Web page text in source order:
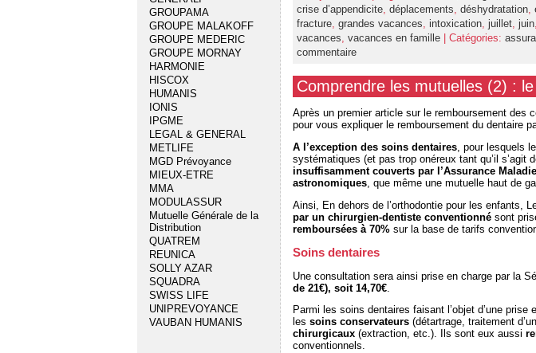
GROUPAMA
GROUPE MALAKOFF
GROUPE MEDERIC
GROUPE MORNAY
HARMONIE
HISCOX
HUMANIS
IONIS
IPGME
LEGAL & GENERAL
METLIFE
MGD Prévoyance
MIEUX-ETRE
MMA
MODULASSUR
Mutuelle Générale de la
Distribution
QUATREM
REUNICA
SOLLY AZAR
SQUADRA
SWISS LIFE
UNIPREVOYANCE
VAUBAN HUMANIS
crise d’appendicite déplacements déshydratation
fracture grandes vacances intoxication juillet juin
vacances vacances en famille | Catégories:
commentaire
Comprendre les mutuelles (2) :
Après un premier article sur le remboursement des
pour vous expliquer le remboursement du dentaire
A l’exception des soins dentaires, pour lesquels
systématiques (et pas trop onéreux tant qu’il
insuffisamment couverts par l’Assurance Maladie
astronomiques, que même une mutuelle haut de
Ainsi, En dehors de l’orthodontie pour les enfants,
par un chirurgien-dentiste conventionné sont
remboursées à 70% sur la base de tarifs
Soins dentaires
Une consultation sera ainsi prise en charge par la
de 21€), soit 14,70€
Parmi les soins dentaires faisant l’objet d’une
les soins conservateurs (détartrage, traitement
chirurgicaux (extraction, etc.). Ils sont eux aussi
conventionnels.